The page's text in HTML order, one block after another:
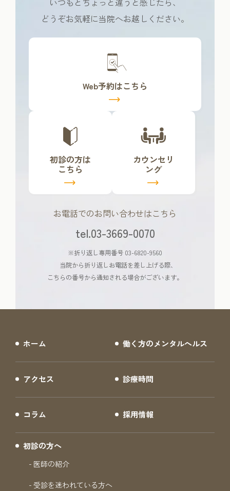
どうぞお気軽に当院へお越しください。
Web予約はこちら
カ
ク
初診の方は
こちら
カ
カウンセリ
ング
カ
お電話でのお問い合わせはこちら
tel.03-3669-0070
※折り返し専用番号 03-6820-9560
当院から折り返しお電話を差し上げる際、
こちらの番号から通知される場合がございます。
ホーム 働く方のメンタルヘルス
アクセス 診療時間
コラム 採用情報
初診の方へ
医師の紹介
受診を迷われている方へ